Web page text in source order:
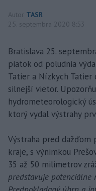
Autor TASR
25. septembra 2020 8:53
Bratislava 25.
piatok od poludnia
Tatier a Nízkych Tatier
silnejší vietor.
hydrometeorologický
ktorý vydal výstrahy
Výstraha pred dažďom
kraje, s výnimkou
35 až 50 milimetrov
predstavuje potenciálne